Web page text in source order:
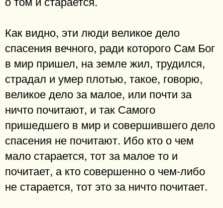
Как видно, эти люди великое дело
спасения вечного, ради которого Сам Бог
в мир пришел, на земле жил, трудился,
страдал и умер плотью, такое, говорю,
великое дело за малое, или почти за
ничто почитают, и так Самого
пришедшего в мир и совершившего дело
спасения не почитают. Ибо кто о чем
мало старается, тот за малое то и
почитает, а кто совершенно о чем-либо
не старается, тот это за ничто почитает.